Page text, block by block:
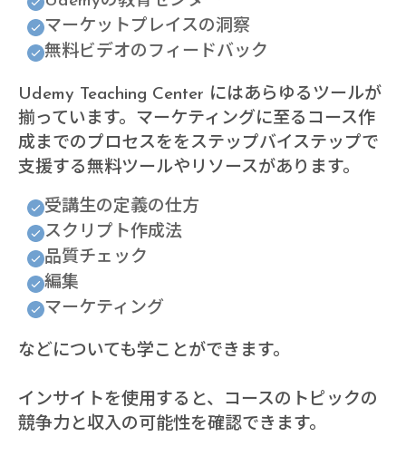
マーケットプレイスの洞察
無料ビデオのフィードバック
Udemy Teaching Center にはあらゆるツールが
揃っています。マーケティングに至るコース作
成までのプロセスををステップバイステップで
支援する無料ツールやリソースがあります。
受講生の定義の仕方
スクリプト作成法
品質チェック
編集
マーケティング
などについても学ことができます。
インサイトを使用すると、コースのトピックの
競争力と収入の可能性を確認できます。